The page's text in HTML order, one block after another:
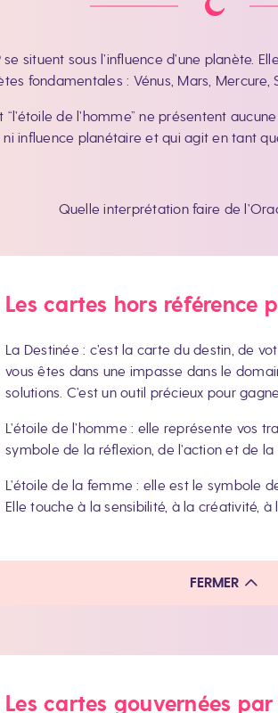
situent sous l’influence d’une planète.
fondamentales : Vénus, Mars, Mercure,
“l’étoile de l’homme” ne présentent
influence planétaire et qui agit en tant
Quelle interprétation faire de
Les cartes hors référence
La Destinée : c’est la carte du destin, de
vous êtes dans une impasse dans le
solutions. C’est un outil précieux pour
L’étoile de l’homme : elle représente vos
symbole de la réflexion, de l’action et de
L’étoile de la femme : elle est le symbole
Elle touche à la sensibilité, à la créativité,
FERMER
Les cartes gouvernées